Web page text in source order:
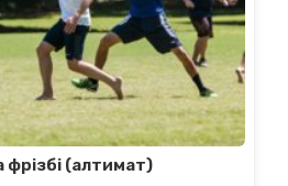
фрізбі (алтимат)